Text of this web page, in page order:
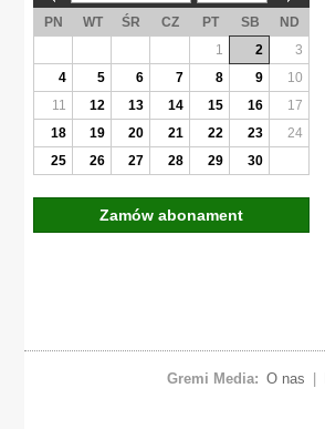
PN WT ŚR CZ PT SB
ND
1
2
3
4
5 6 7 8 9
10
11
12 13 14 15 16
17
18
19 20 21 22 23
24
25
26 27 28 29 30
Zamów abonament
Gremi Media: O nas